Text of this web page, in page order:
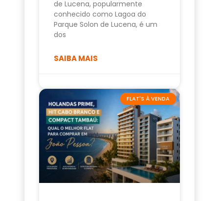
de Lucena, popularmente
conhecido como Lagoa do
Parque Solon de Lucena, é um
dos
SAIBA MAIS
FLAT'S À VENDA